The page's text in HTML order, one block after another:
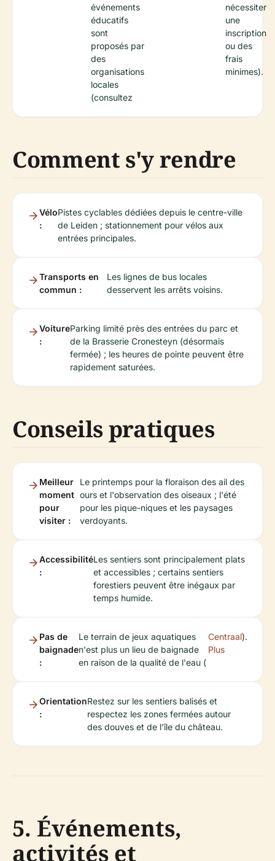
événements
éducatifs
sont
proposés par
des
organisations
locales
(consultez
nécessiter
une
inscription
ou des
frais
minimes).
Comment s'y rendre
Vélo
:
Pistes cyclables dédiées depuis le centre-ville
de Leiden ; stationnement pour vélos aux
entrées principales.
Transports en
commun :
Les lignes de bus locales
desservent les arrêts voisins.
Voiture
:
Parking limité près des entrées du parc et
de la Brasserie Cronesteyn (désormais
fermée) ; les heures de pointe peuvent être
rapidement saturées.
Conseils pratiques
Meilleur
moment
pour
visiter :
Le printemps pour la floraison des ail des
ours et l'observation des oiseaux ; l'été
pour les pique-niques et les paysages
verdoyants.
Accessibilité
:
Les sentiers sont principalement plats
et accessibles ; certains sentiers
forestiers peuvent être inégaux par
temps humide.
Pas de
baignade
:
Le terrain de jeux aquatiques
n'est plus un lieu de baignade
en raison de la qualité de l'eau (
Centraal
Plus
).
Orientation
:
Restez sur les sentiers balisés et
respectez les zones fermées autour
des douves et de l'île du château.
5. Événements,
activités et